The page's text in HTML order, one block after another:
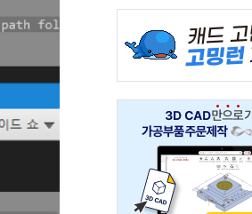
234x60
234x60